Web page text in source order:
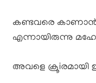
കണ്ടവരെ
എന്നായിരുന്നു
അവളെ ക്രൂiരമായി